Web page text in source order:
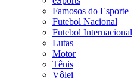
Famosos do Esporte
Futebol Nacional
Futebol Internacional
Lutas
Motor
Tênis
Vôlei